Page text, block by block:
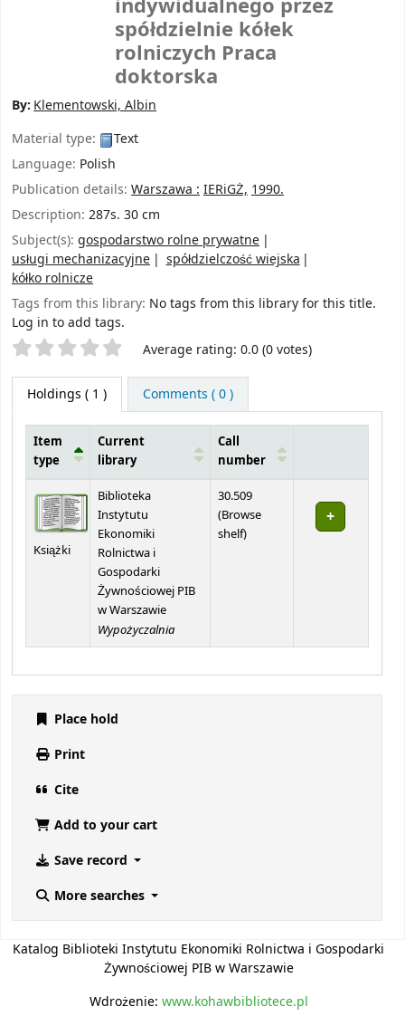
indywidualnego przez
spółdzielnie kółek
rolniczych Praca
doktorska
By: Klementowski, Albin
Material type:
Text
Language: Polish
Publication details: Warszawa :IERiGŻ,1990.
Description: 287s. 30 cm
Subject(s): gospodarstwo rolne prywatne
usługi mechanizacyjne
spółdzielczość wiejska
kółko rolnicze
Tags from this library: No tags from this library for this title.
Log in to add tags.
Star ratings Average rating: 0.0 (0 votes)
Holdings ( 1 ) Comments ( 0 )
Item
type
Current
library
Call
number
Książki
Biblioteka
Instytutu
Ekonomiki
Rolnictwa i
Gospodarki
Żywnościowej PIB
w Warszawie
Wypożyczalnia
30.509
(Browse
shelf(Opens below)
)
Place hold
Print
Cite
Add to your cart
Save record
More searches
Katalog Biblioteki Instytutu Ekonomiki Rolnictwa i Gospodarki
Żywnościowej PIB w Warszawie
Wdrożenie: www.kohawbibliotece.pl